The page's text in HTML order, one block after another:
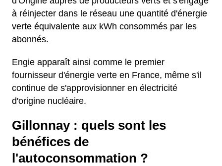
à réinjecter dans le réseau une quantité d'énergie
verte équivalente aux kWh consommés par les
abonnés.
Engie apparaît ainsi comme le premier
fournisseur d'énergie verte en France, même s'il
continue de s'approvisionner en électricité
d'origine nucléaire.
Gillonnay : quels sont les
bénéfices de
l'autoconsommation ?